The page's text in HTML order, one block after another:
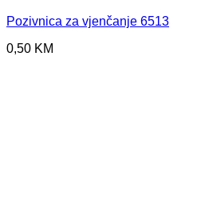
Pozivnica za vjenčanje 6513
0,50 KM